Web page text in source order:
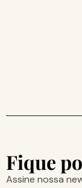
Fique
Assine nossa